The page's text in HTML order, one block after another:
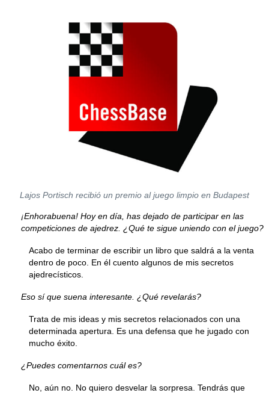
Lajos Portisch recibió un premio al juego limpio en Budapest
¡Enhorabuena! Hoy en día, has dejado de participar en las
competiciones de ajedrez. ¿Qué te sigue uniendo con el juego?
Acabo de terminar de escribir un libro que saldrá a la venta
dentro de poco. En él cuento algunos de mis secretos
ajedrecísticos.
Eso sí que suena interesante. ¿Qué revelarás?
Trata de mis ideas y mis secretos relacionados con una
determinada apertura. Es una defensa que he jugado con
mucho éxito.
¿Puedes comentarnos cuál es?
No, aún no. No quiero desvelar la sorpresa. Tendrás que